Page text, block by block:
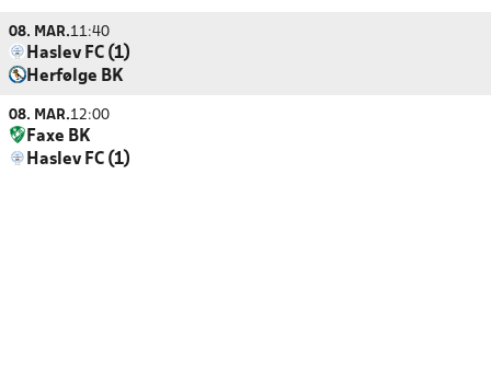
08. MAR.11:40
Haslev FC (1)
Herfølge BK
08. MAR.12:00
Faxe BK
Haslev FC (1)